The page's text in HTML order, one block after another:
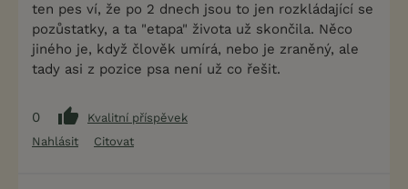
ten pes ví, že po 2 dnech jsou to jen rozkládající se
pozůstatky, a ta "etapa" života už skončila. Něco
jiného je, když člověk umírá, nebo je zraněný, ale
tady asi z pozice psa není už co řešit.
0
Kvalitní příspěvek
Nahlásit
Citovat